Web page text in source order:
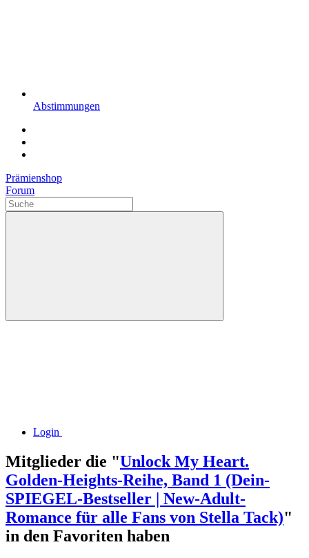
Abstimmungen
Prämienshop
Forum
Login
Mitglieder die "Unlock My Heart.
Golden-Heights-Reihe, Band 1 (Dein-
SPIEGEL-Bestseller | New-Adult-
Romance für alle Fans von Stella Tack)"
in den Favoriten haben